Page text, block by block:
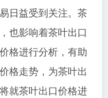
日益受到关注。茶
也影响着茶叶出口
格进行分析，有助
格走势，为茶叶出
就茶叶出口价格进